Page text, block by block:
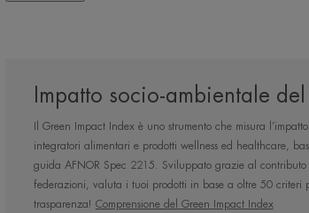
non grassa. Non appiccicosa. Finish
Impatto socio-ambientale
Il Green Impact Index è uno strumento che misura
integratori alimentari e prodotti wellness ed healthcare,
guida AFNOR Spec 2215. Sviluppato grazie al
federazioni, valuta i tuoi prodotti in base a oltre 50 criteri
trasparenza! Comprensione del Green Impact Index